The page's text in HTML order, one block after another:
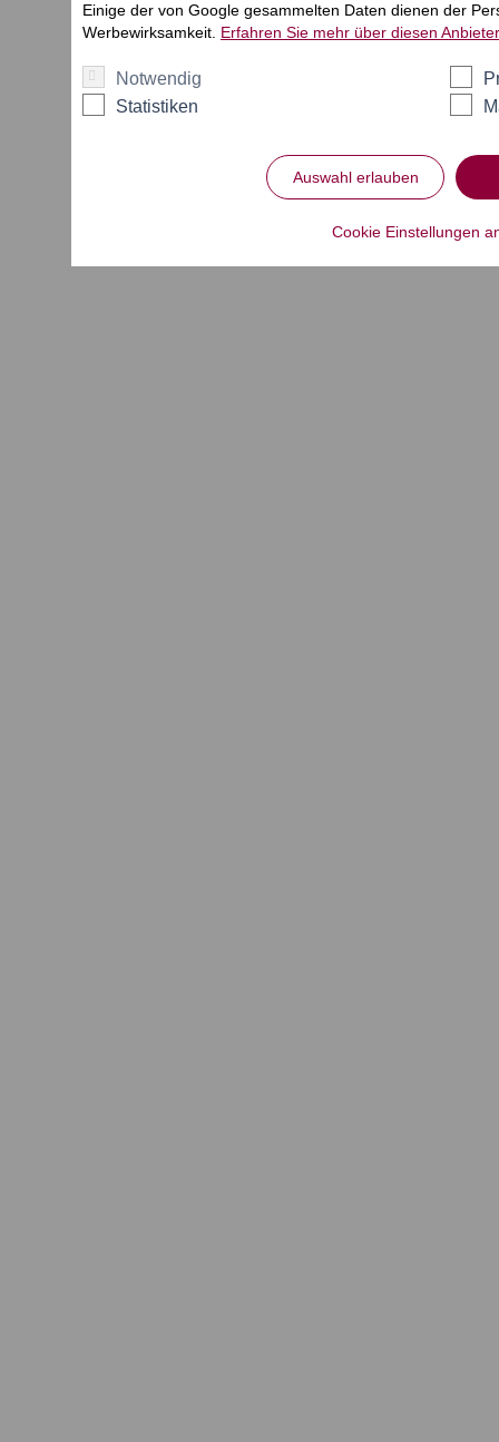
Einige der von Google gesammelten Daten dienen der
Werbewirksamkeit. Erfahren Sie mehr über diesen
Notwendig
Statistiken
Auswahl erlauben
Cookie Einstellungen